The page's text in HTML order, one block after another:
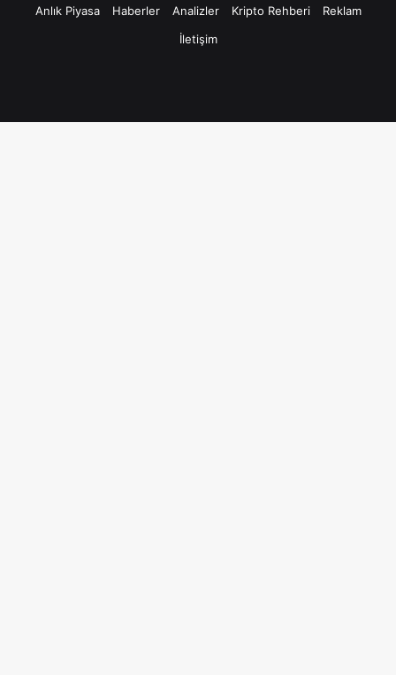
Anlık Piyasa
Haberler Analizler Kripto Rehberi
Reklam
İletişim